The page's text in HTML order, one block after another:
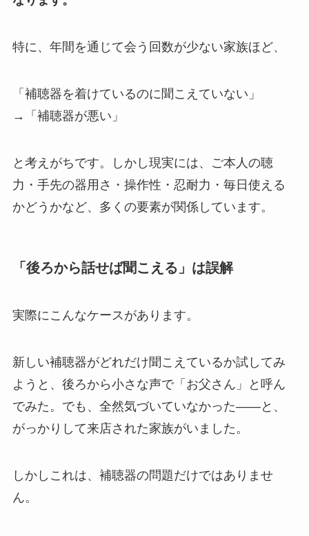
特に、年間を通じて会う回数が少ない家族ほど、
「補聴器を着けているのに聞こえていない」
→「補聴器が悪い」
と考えがちです。しかし現実には、ご本人の聴
力・手先の器用さ・操作性・忍耐力・毎日使える
かどうかなど、多くの要素が関係しています。
「後ろから話せば聞こえる」は誤解
実際にこんなケースがあります。
新しい補聴器がどれだけ聞こえているか試してみ
ようと、後ろから小さな声で「お父さん」と呼ん
でみた。でも、全然気づいていなかった——と、
がっかりして来店された家族がいました。
しかしこれは、補聴器の問題だけではありませ
ん。